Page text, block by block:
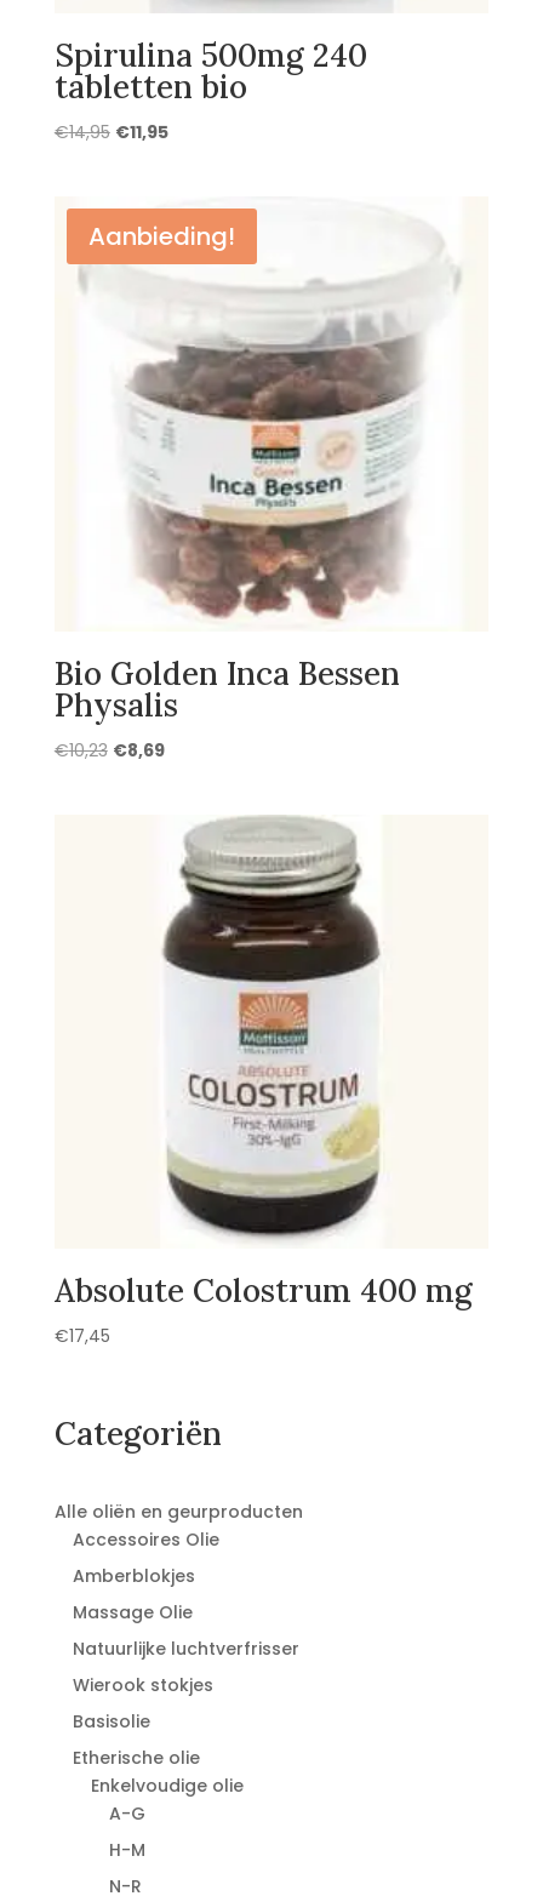
Spirulina 500mg 240
tabletten bio
€14,95 Oorspronkelijke
€14,95.
€11,95Huidige
€11,95.
Aanbieding!
Bio Golden Inca Bessen
Physalis
€10,23 Oorspronkelijke
€8,69Huidige
€8,69.
Absolute Colostrum 400 mg
€17,45
Categoriën
Alle oliën en geurproducten
Accessoires Olie
Amberblokjes
Massage Olie
Natuurlijke luchtverfrisser
Wierook stokjes
Basisolie
Etherische olie
Enkelvoudige olie
A-G
H-M
N-R